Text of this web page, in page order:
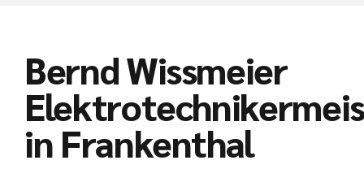
Bernd Wissmeier
in Frankenthal